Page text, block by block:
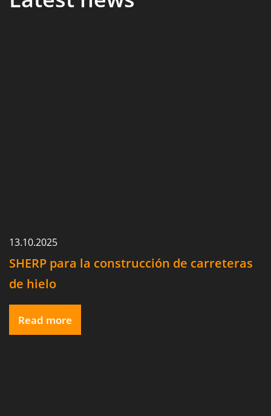
13.10.2025
SHERP para la construcción de carreteras
de hielo
Read more